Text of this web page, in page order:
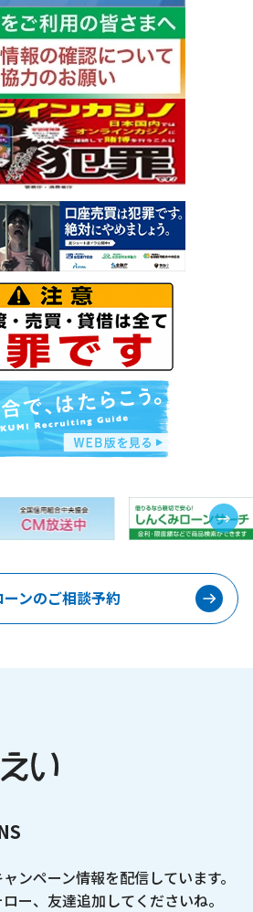
→
ーンのご相談予約
ンペーン情報を配信しています。
ー、友達追加してくださいね。